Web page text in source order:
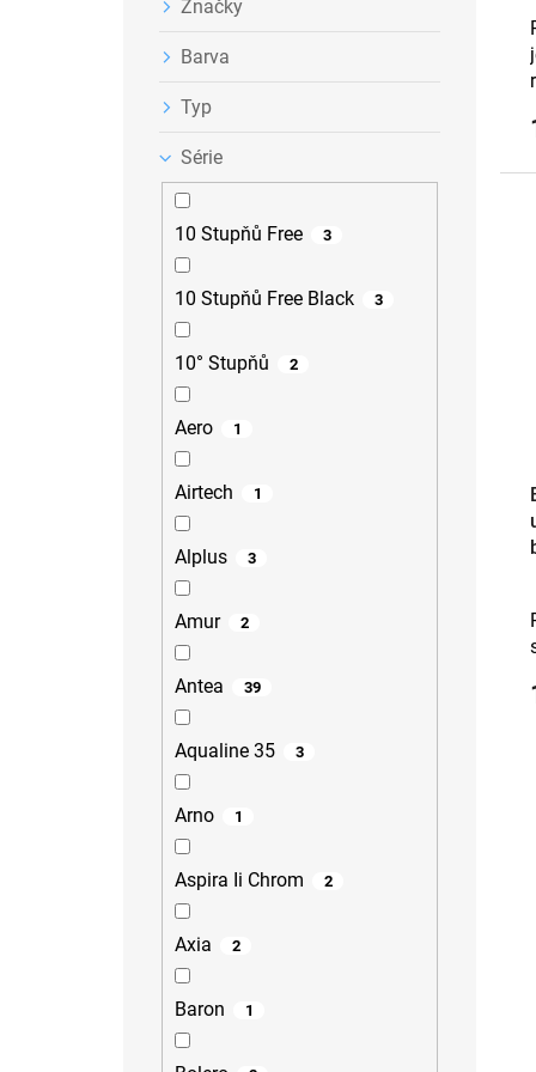
Značky
Barva
Typ
Série
10 Stupňů Free 3
10 Stupňů Free Black 3
10° Stupňů 2
Aero 1
Airtech 1
Alplus 3
Amur 2
Antea 39
Aqualine 35 3
Arno 1
Aspira Ii Chrom 2
Axia 2
Baron 1